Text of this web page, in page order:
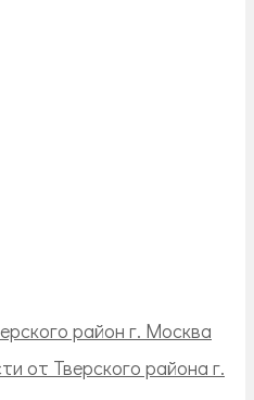
район г. Москва
от Тверского района г.